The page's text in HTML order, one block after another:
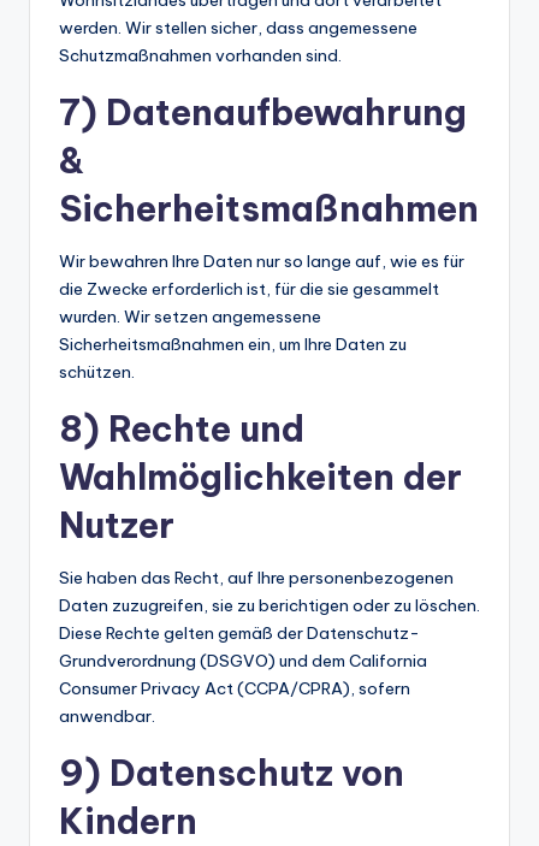
werden. Wir stellen sicher, dass angemessene
Schutzmaßnahmen vorhanden sind.
7) Datenaufbewahrung
&
Sicherheitsmaßnahmen
Wir bewahren Ihre Daten nur so lange auf, wie es für
die Zwecke erforderlich ist, für die sie gesammelt
wurden. Wir setzen angemessene
Sicherheitsmaßnahmen ein, um Ihre Daten zu
schützen.
8) Rechte und
Wahlmöglichkeiten der
Nutzer
Sie haben das Recht, auf Ihre personenbezogenen
Daten zuzugreifen, sie zu berichtigen oder zu löschen.
Diese Rechte gelten gemäß der Datenschutz-
Grundverordnung (DSGVO) und dem California
Consumer Privacy Act (CCPA/CPRA), sofern
anwendbar.
9) Datenschutz von
Kindern